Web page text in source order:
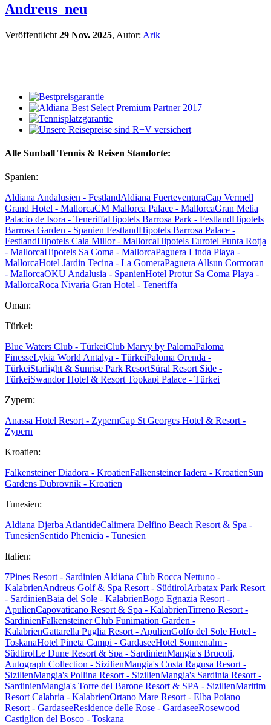
Andreus_neu
Veröffentlicht 29 Nov. 2025, Autor: Arik
Alle Sunball Tennis & Reisen Standorte:
Spanien:
Aldiana Andalusien - FestlandAldiana FuerteventuraCap Vermell
Grand Hotel - MallorcaCM Mallorca Palace - MallorcaGran Melia
Palacio de Isora - TeneriffaHipotels Barrosa Park - FestlandHipotels
Barrosa Garden - Spanien FestlandHipotels Barrosa Palace -
FestlandHipotels Cala Millor - MallorcaHipotels Eurotel Punta Rotja
- MallorcaHipotels Sa Coma - MallorcaPaguera Linda Playa -
MallorcaHotel Jardin Tecina - La GomeraPaguera Allsun Cormoran
- MallorcaOKU Andalusia - SpanienHotel Protur Sa Coma Playa -
MallorcaRoca Nivaria Gran Hotel - Teneriffa
Oman:
Türkei:
Blue Waters Club - TürkeiClub Marvy by PalomaPaloma
FinesseLykia World Antalya - TürkeiPaloma Orenda -
TürkeiStarlight & Sunrise Park ResortSüral Resort Side -
TürkeiSwandor Hotel & Resort Topkapi Palace - Türkei
Zypern:
Anassa Hotel Resort - ZypernCap St Georges Hotel & Resort -
Zypern
Kroatien:
Falkensteiner Diadora - KroatienFalkensteiner Iadera - KroatienSun
Gardens Dubrovnik - Kroatien
Tunesien:
Aldiana Djerba AtlantideCalimera Delfino Beach Resort & Spa -
TunesienSentido Phenicia - Tunesien
Italien:
7Pines Resort - Sardinien Aldiana Club Rocca Nettuno -
KalabrienAndreus Golf & Spa Resort - SüdtirolArbatax Park Resort
- SardinienBaia del Sole - KalabrienBogo Egnazia Resort -
ApulienCapovaticano Resort & Spa - KalabrienTirreno Resort -
SardinienFalkensteiner Club Funimation Garden -
KalabrienGattarella Puglia Resort - ApulienGolfo del Sole Hotel -
ToskanaHotel Pineta Campi - GardaseeHotel Sonnenalm -
SüdtirolLe Dune Resort & Spa - SardinienMangia's Brucoli,
Autograph Collection - SizilienMangia's Costa Ragusa Resort -
SizilienMangia's Pollina Resort - SizilienMangia's Sardinia Resort -
SardinienMangia's Torre del Barone Resort & SPA - SizilienMaritim
Resort Calabria - KalabrienOrtano Mare Resort - Elba Poiano
Resort - GardaseeResidence delle Rose - GardaseeRosewood
Castiglion del Bosco - Toskana